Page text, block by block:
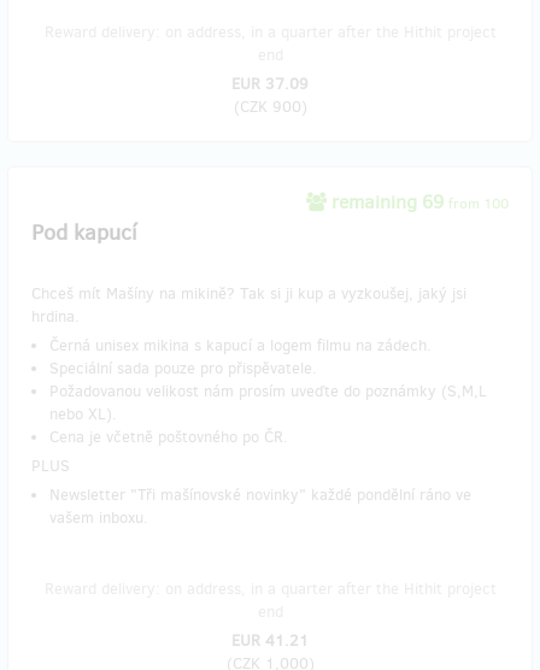
EUR 37.09
(CZK 900)
remaining 69 from 100
Pod kapucí
Chceš mít Mašíny na mikině? Tak si ji kup a vyzkoušej, jaký jsi
hrdina.
Černá unisex mikina s kapucí a logem filmu na zádech.
Speciální sada pouze pro přispěvatele.
Požadovanou velikost nám prosím uveďte do poznámky (S,M,L
nebo XL).
Cena je včetně poštovného po ČR.​
PLUS
Newsletter "Tři mašínovské novinky" každé pondělní ráno ve
vašem inboxu.
EUR 41.21
(CZK 1,000)